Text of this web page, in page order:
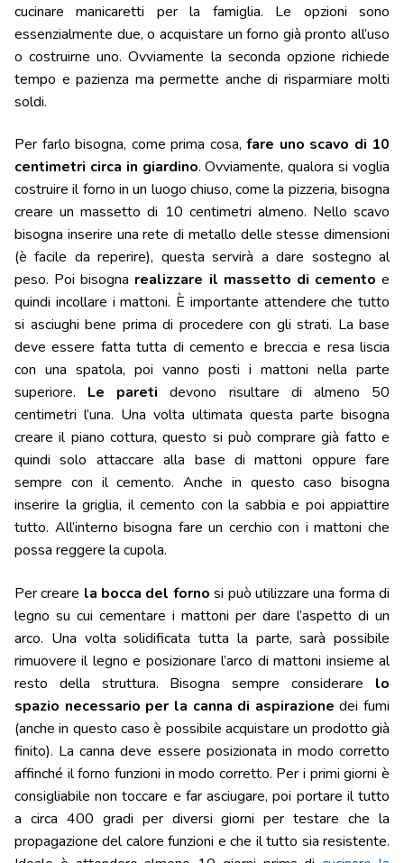
cucinare manicaretti per la famiglia. Le opzioni sono
essenzialmente due, o acquistare un forno già pronto all’uso
o costruirne uno. Ovviamente la seconda opzione richiede
tempo e pazienza ma permette anche di risparmiare molti
soldi.
Per farlo bisogna, come prima cosa, fare uno scavo di 10
centimetri circa in giardino. Ovviamente, qualora si voglia
costruire il forno in un luogo chiuso, come la pizzeria, bisogna
creare un massetto di 10 centimetri almeno. Nello scavo
bisogna inserire una rete di metallo delle stesse dimensioni
(è facile da reperire), questa servirà a dare sostegno al
peso. Poi bisogna realizzare il massetto di cemento e
quindi incollare i mattoni. È importante attendere che tutto
si asciughi bene prima di procedere con gli strati. La base
deve essere fatta tutta di cemento e breccia e resa liscia
con una spatola, poi vanno posti i mattoni nella parte
superiore. Le pareti devono risultare di almeno 50
centimetri l’una. Una volta ultimata questa parte bisogna
creare il piano cottura, questo si può comprare già fatto e
quindi solo attaccare alla base di mattoni oppure fare
sempre con il cemento. Anche in questo caso bisogna
inserire la griglia, il cemento con la sabbia e poi appiattire
tutto. All’interno bisogna fare un cerchio con i mattoni che
possa reggere la cupola.
Per creare la bocca del forno si può utilizzare una forma di
legno su cui cementare i mattoni per dare l’aspetto di un
arco. Una volta solidificata tutta la parte, sarà possibile
rimuovere il legno e posizionare l’arco di mattoni insieme al
resto della struttura. Bisogna sempre considerare lo
spazio necessario per la canna di aspirazione dei fumi
(anche in questo caso è possibile acquistare un prodotto già
finito). La canna deve essere posizionata in modo corretto
affinché il forno funzioni in modo corretto. Per i primi giorni è
consigliabile non toccare e far asciugare, poi portare il tutto
a circa 400 gradi per diversi giorni per testare che la
propagazione del calore funzioni e che il tutto sia resistente.